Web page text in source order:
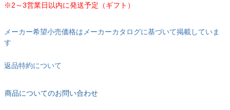
※2～3営業日以内に発送予定（ギフト）
メーカー希望小売価格はメーカーカタログに基づいて掲載していま
す
返品特約について
商品についてのお問い合わせ